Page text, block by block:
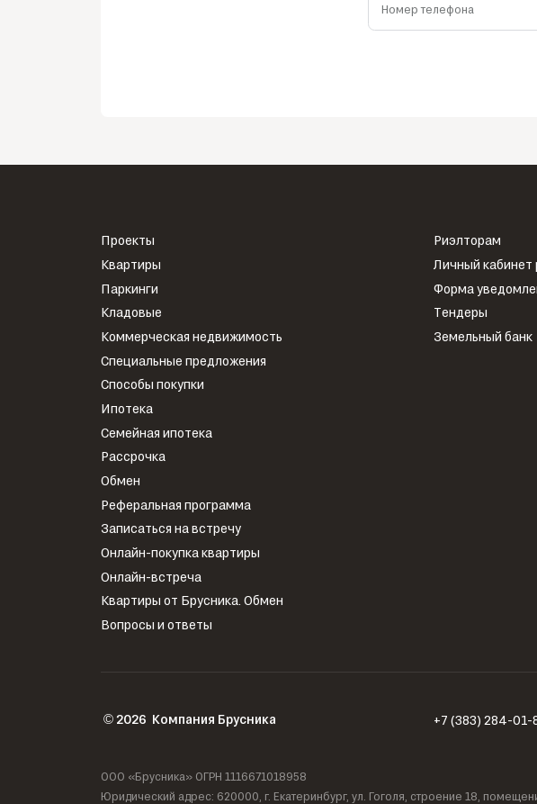
Номер телефона
Проекты
Квартиры
Паркинги
Кладовые
Коммерческая недвижимость
Специальные предложения
Способы покупки
Ипотека
Семейная ипотека
Рассрочка
Обмен
Реферальная программа
Записаться на встречу
Онлайн-покупка квартиры
Онлайн-встреча
Квартиры от Брусника. Обмен
Вопросы и ответы
Риэлторам
Личный кабинет
Форма
Тендеры
Земельный банк
©2026 Компания Брусника +7 (383) 284-01-
ООО «Брусника» ОГРН 1116671018958
Юридический адрес: 620000, г. Екатеринбург, ул. Гоголя, строение 18,